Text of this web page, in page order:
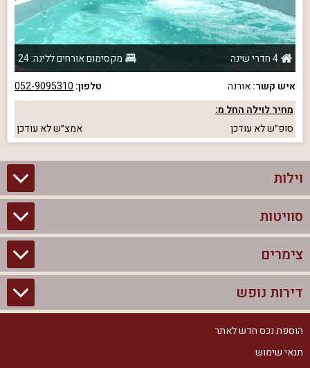
4 חדרי שינה
מקסימום אורחים ללינה: 24
איש קשר:אורנה טלפון: 052-9095310
מחיר לוילה החל מ:
סופ״שלא עודכן אמצ״שלא עודכן
וילות
וילות בצפון
וילות להשכרה
וילות למסיבת רווקים
סוויטות
סוויטות בצפון
צימרים לזוגות עם בריכה פרטית
צימרים יוקרתיים
צימרים
צימרים בצפון
צימרים לזוגות
צימרים למשפחות
דירות נופש
דירות נופש בצפון
הוספת נכס חדש לאתר
תנאי שימוש